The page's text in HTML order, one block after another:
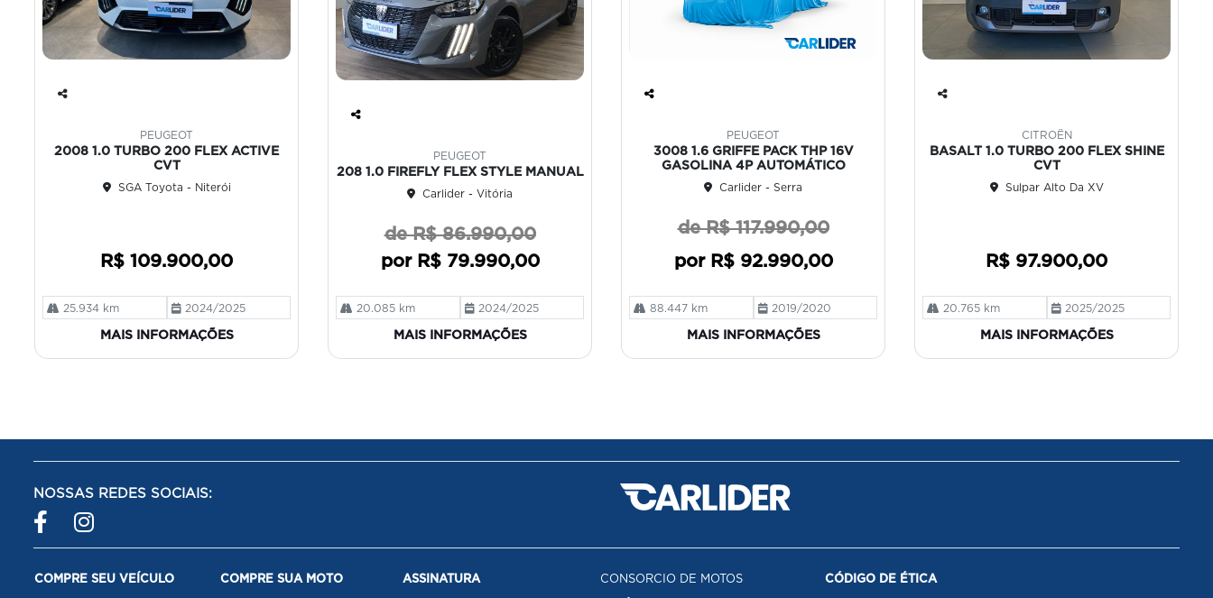
art
ilh
PEUGEOT
2008 1.0 TURBO 200 FLEX ACTIVE
CVT
SGA Toyota - Niterói
R$ 109.900,00
25.934 km 2024/2025
MAIS INFORMAÇÕES
ilh
PEUGEOT
208 1.0 FIREFLY FLEX STYLE MANUAL
Carlider - Vitória
de R$ 86.990,00
por R$ 79.990,00
20.085 km 2024/2025
MAIS INFORMAÇÕES
art
ilh
PEUGEOT
3008 1.6 GRIFFE PACK THP 16V
GASOLINA 4P AUTOMÁTICO
Carlider - Serra
de R$ 117.990,00
por R$ 92.990,00
88.447 km 2019/2020
MAIS INFORMAÇÕES
art
ilh
CITROËN
BASALT 1.0 TURBO 200 FLEX SHINE
CVT
Sulpar Alto Da XV
R$ 97.900,00
20.765 km 2025/2025
MAIS INFORMAÇÕES
NOSSAS REDES SOCIAIS:
COMPRE SEU VEÍCULO COMPRE SUA MOTO ASSINATURA CONSORCIO DE MOTOS CÓDIGO DE ÉTICA